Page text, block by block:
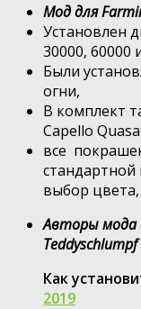
Мод для
Установлен
30000, 60000
Были
огни,
В комплект
Capello
все
выбор
Авторы мода
Teddyschlumpf
Как
2019